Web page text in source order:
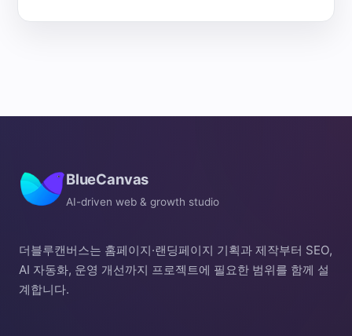
BlueCanvas
AI-driven web & growth studio
더블루캔버스는 홈페이지·랜딩페이지 기획과 제작부터 SEO,
AI 자동화, 운영 개선까지 프로젝트에 필요한 범위를 함께 설
계합니다.